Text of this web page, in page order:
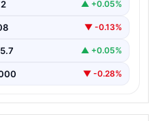
▲ +0.05%
▼ -0.13%
▲ +0.05%
▼ -0.28%